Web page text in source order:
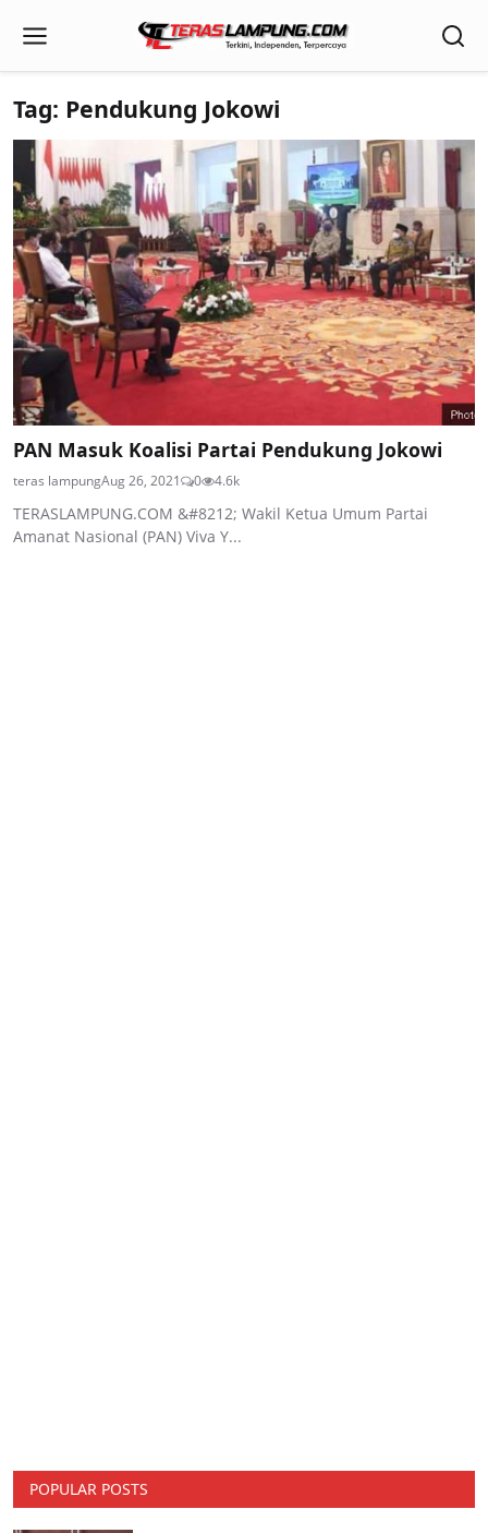
Tag: Pendukung Jokowi
PAN Masuk Koalisi Partai Pendukung Jokowi
teras lampungAug 26, 2021 0 4.6k
TERASLAMPUNG.COM &#8212; Wakil Ketua Umum Partai
Amanat Nasional (PAN) Viva Y...
POPULAR POSTS